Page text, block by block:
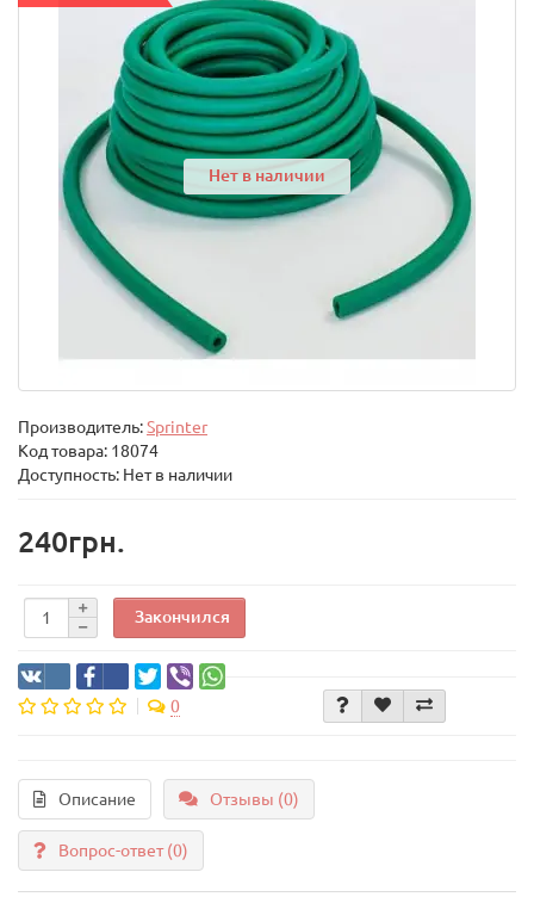
Нет в наличии
Производитель:Sprinter
Код товара: 18074
Доступность: Нет в наличии
240грн.
Закончился
0
Описание Отзывы (0)
Вопрос-ответ(0)